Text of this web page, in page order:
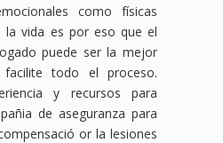
como físicas
la vida es por eso que el
puede ser la mejor
todo el proceso.
y recursos para
de aseguranza para
or la lesiones